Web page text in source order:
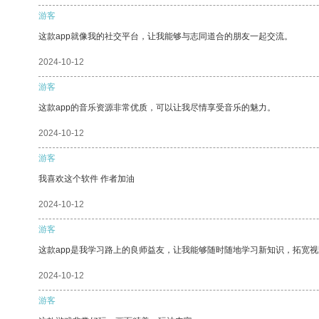
游客
这款app就像我的社交平台，让我能够与志同道合的朋友一起交流。
2024-10-12
游客
这款app的音乐资源非常优质，可以让我尽情享受音乐的魅力。
2024-10-12
游客
我喜欢这个软件 作者加油
2024-10-12
游客
这款app是我学习路上的良师益友，让我能够随时随地学习新知识，拓宽
2024-10-12
游客